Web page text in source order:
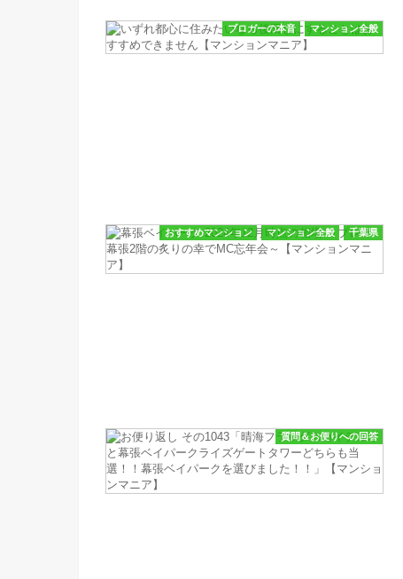
ブロガーの本音 マンション全般
おすすめマンション マンション全般 千葉県
質問＆お便りへの回答